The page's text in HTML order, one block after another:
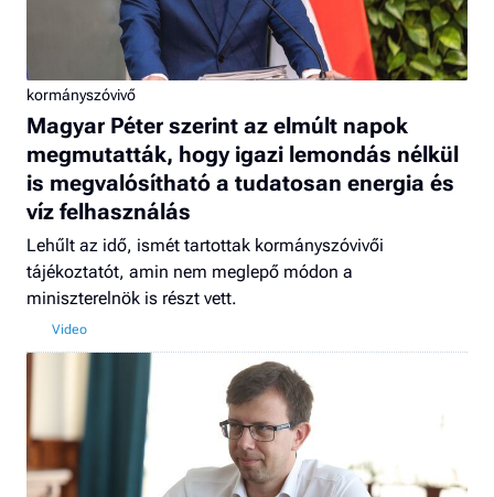
kormányszóvivő
Magyar Péter szerint az elmúlt napok
megmutatták, hogy igazi lemondás nélkül
is megvalósítható a tudatosan energia és
víz felhasználás
Lehűlt az idő, ismét tartottak kormányszóvivői
tájékoztatót, amin nem meglepő módon a
miniszterelnök is részt vett.